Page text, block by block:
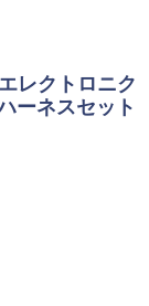
レクトロニク
ーネスセット